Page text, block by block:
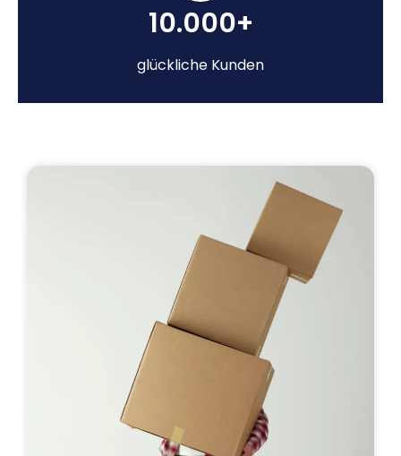
10.000+
glückliche Kunden